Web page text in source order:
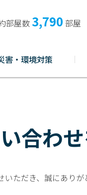
合わ
ただき、誠にありが
部屋数 3,790 部屋
害・環境対策